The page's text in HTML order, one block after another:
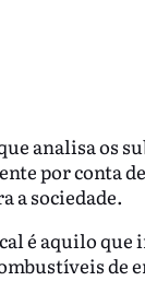
analisa os
por conta
a sociedade.
é aquilo que
de